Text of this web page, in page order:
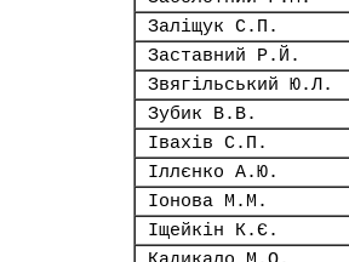
Заліщук С.П.
Заставний Р.Й.
Звягільський Ю.Л.
Зубик В.В.
Івахів С.П.
Іллєнко А.Ю.
Іонова М.М.
Іщейкін К.Є.